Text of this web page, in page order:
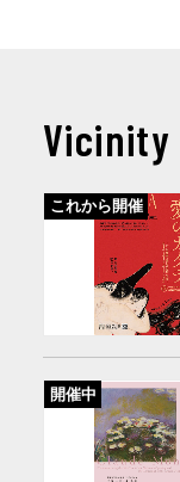
Vicinity
これから開催
開催中